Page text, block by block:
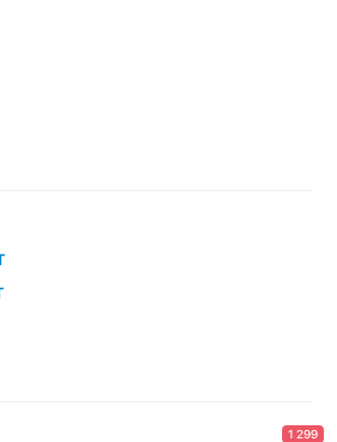
1 299